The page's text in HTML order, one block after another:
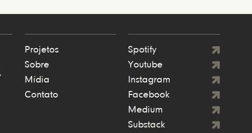
Projetos
Sobre
Mídia
Contato
Spotify
Youtube
Instagram
Facebook
Medium
Substack